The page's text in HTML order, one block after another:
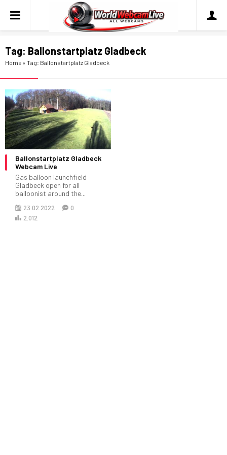
Tag: Ballonstartplatz Gladbeck
Home » Tag: Ballonstartplatz Gladbeck
Ballonstartplatz Gladbeck
Webcam Live
Gas balloon launchfield
Gladbeck open for all
balloonist around the...
23.02.2022
0
2.012